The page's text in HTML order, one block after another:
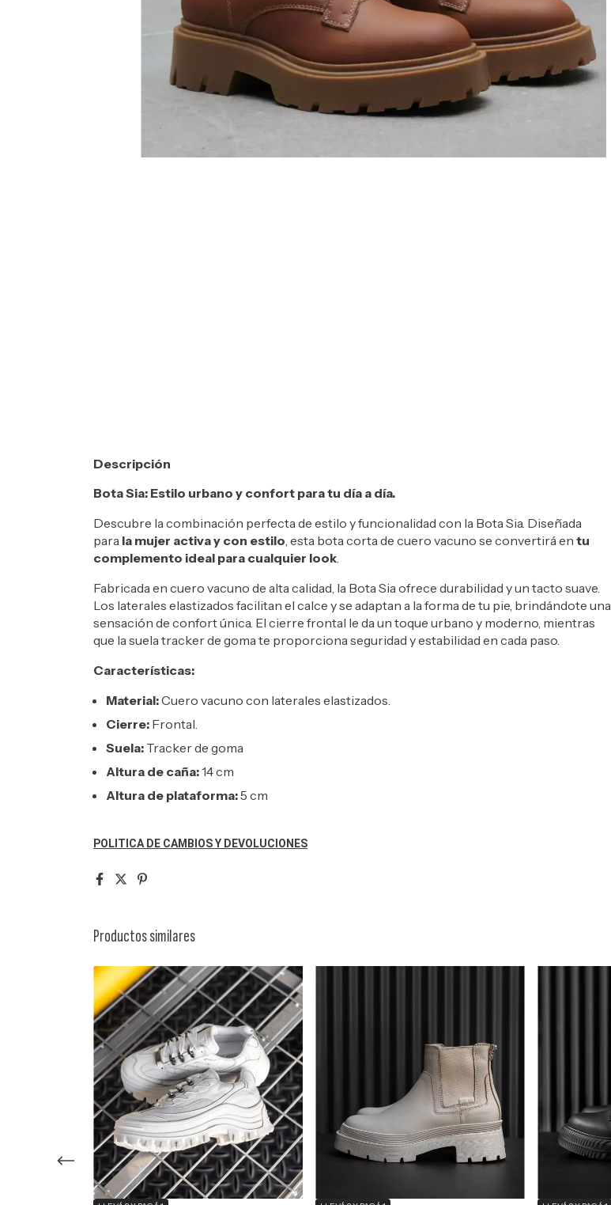
Descripción
Bota Sia: Estilo urbano y confort para tu día a día.
Descubre la combinación perfecta de estilo y funcionalidad con la Bota Sia. Diseñada
para la mujer activa y con estilo , esta bota corta de cuero vacuno se convertirá en tu
complemento ideal para cualquier look
Fabricada en cuero vacuno de alta calidad, la Bota Sia ofrece durabilidad y un tacto suave.
Los laterales elastizados facilitan el calce y se adaptan a la forma de tu pie, brindándote una
sensación de confort única. El cierre frontal le da un toque urbano y moderno, mientras
que la suela tracker de goma te proporciona seguridad y estabilidad en cada paso.
Características:
Material:Cuero vacuno con laterales elastizados.
Cierre: Frontal.
Suela: Tracker de goma
Altura de caña:14 cm
Altura de plataforma:5 cm
POLITICA DE CAMBIOS Y DEVOLUCIONES
Productos similares